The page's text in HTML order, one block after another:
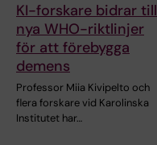
KI-forskare bidrar till
nya WHO-riktlinjer
för att förebygga
demens
Professor Miia Kivipelto och
flera forskare vid Karolinska
Institutet har…